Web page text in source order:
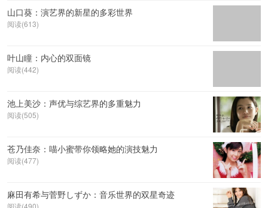
山口葵：演艺界的新星的多彩世界
阅读(613)
叶山瞳：内心的双面镜
阅读(442)
池上美沙：声优与综艺界的多重魅力
阅读(505)
苍乃佳奈：喵小蜜带你领略她的演技魅力
阅读(477)
麻田有希与菅野しずか：音乐世界的双星奇迹
阅读(490)